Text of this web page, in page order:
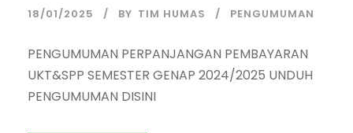
18/01/2025 BY TIM HUMAS PENGUMUMAN
PENGUMUMAN PERPANJANGAN PEMBAYARAN
UKT&SPP SEMESTER GENAP 2024/2025 UNDUH
PENGUMUMAN DISINI